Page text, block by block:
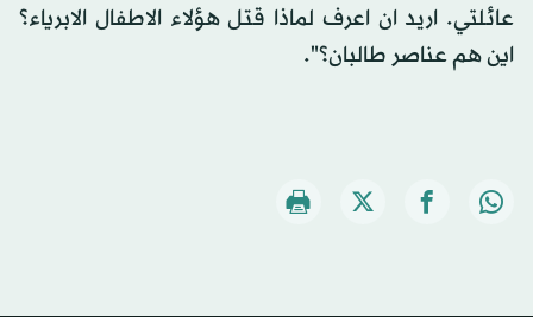
عائلتي. اريد ان اعرف لماذا قتل هؤلاء الاطفال الابرياء؟
اين هم عناصر طالبان؟".